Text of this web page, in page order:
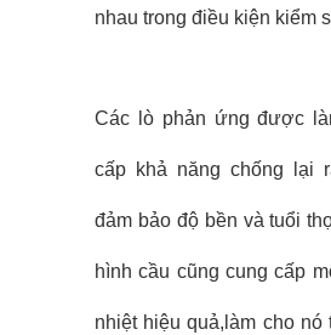
nhau trong điều kiện kiểm
Các lò phản ứng được
cấp khả năng chống lại
đảm bảo độ bền và tuổi
hình cầu cũng cung cấp
nhiệt hiệu quả,làm cho